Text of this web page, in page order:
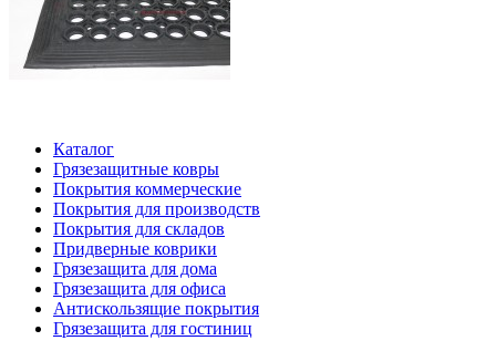
Каталог
Грязезащитные ковры
Покрытия коммерческие
Покрытия для производств
Покрытия для складов
Придверные коврики
Грязезащита для дома
Грязезащита для офиса
Антискользящие покрытия
Грязезащита для гостиниц